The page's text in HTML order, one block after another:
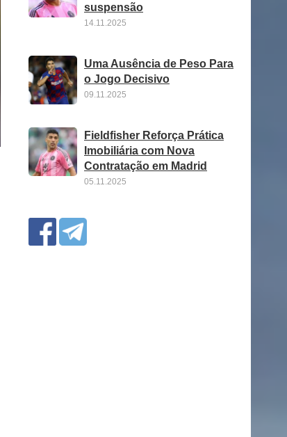
suspensão
14.11.2025
Uma Ausência de Peso Para
o Jogo Decisivo
09.11.2025
Fieldfisher Reforça Prática
Imobiliária com Nova
Contratação em Madrid
05.11.2025